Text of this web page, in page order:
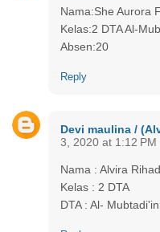
Nama:She Aurora
Kelas:2 DTA Al-
Absen:20
Reply
Devi maulina /
3, 2020 at 1:12 PM
Nama : Alvira
Kelas : 2 DTA
DTA : Al- Mubtadi'in